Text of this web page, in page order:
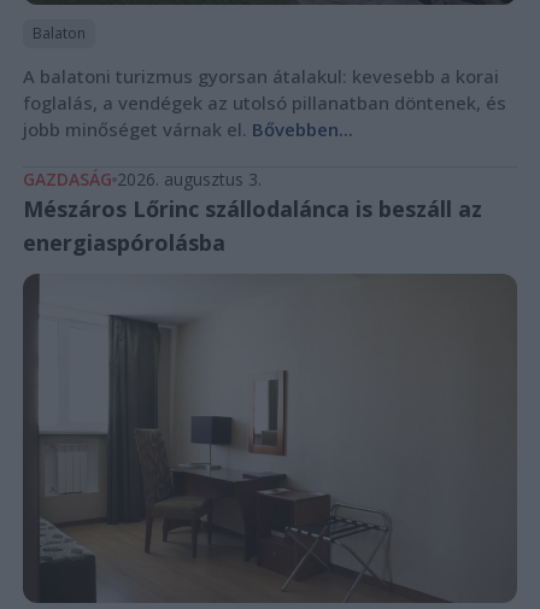
Balaton
A balatoni turizmus gyorsan átalakul: kevesebb a korai
foglalás, a vendégek az utolsó pillanatban döntenek, és
jobb minőséget várnak el. Bővebben...
GAZDASÁG 2026. augusztus 3.
Mészáros Lőrinc szállodalánca is beszáll az
energiaspórolásba